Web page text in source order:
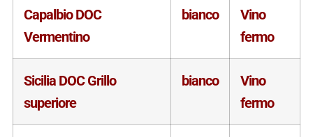
Capalbio DOC
Vermentino
bianco
Vino
fermo
Sicilia DOC Grillo
superiore
bianco
Vino
fermo